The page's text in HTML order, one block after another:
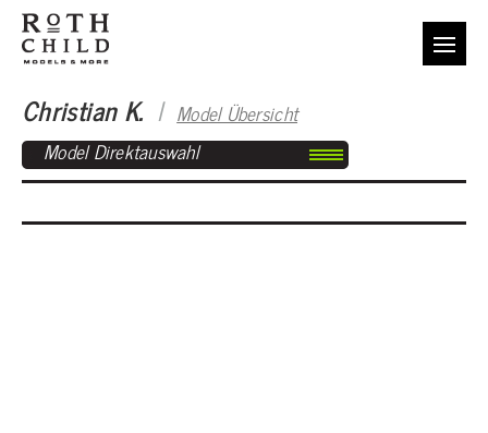
Christian K. I Model Übersicht
Model Direktauswahl